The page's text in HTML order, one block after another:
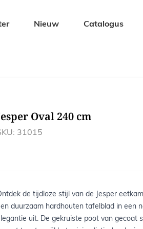
Tuinstoelen
Ligbedden
Nieuw Catalogus
Oval 240 cm
31015
de tijdloze stijl van de Jesper
duurzaam hardhouten tafelblad in een
uit. De gekruiste poot van gecoat